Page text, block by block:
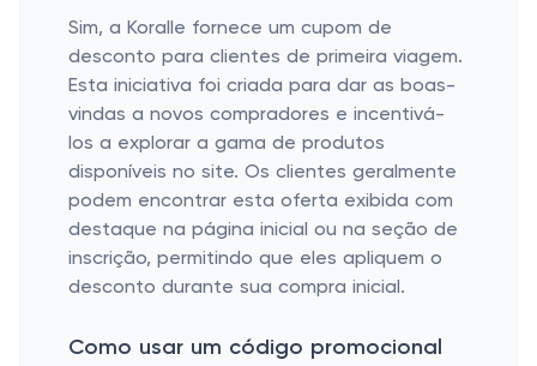
Sim, a Koralle fornece um cupom de
desconto para clientes de primeira viagem.
Esta iniciativa foi criada para dar as boas-
vindas a novos compradores e incentivá-
los a explorar a gama de produtos
disponíveis no site. Os clientes geralmente
podem encontrar esta oferta exibida com
destaque na página inicial ou na seção de
inscrição, permitindo que eles apliquem o
desconto durante sua compra inicial.
Como usar um código promocional